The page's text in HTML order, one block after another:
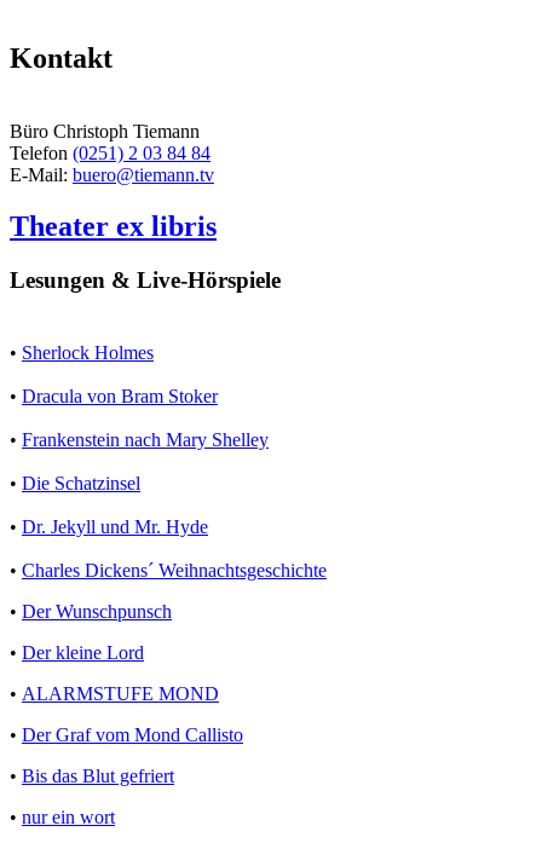
Kontakt
Büro Christoph Tiemann
Telefon (0251) 2 03 84 84
E-Mail: buero@tiemann.tv
Theater ex libris
Lesungen & Live-Hörspiele
• Sherlock Holmes
• Dracula von Bram Stoker
• Frankenstein nach Mary Shelley
• Die Schatzinsel
• Dr. Jekyll und Mr. Hyde
• Charles Dickens´ Weihnachtsgeschichte
• Der Wunschpunsch
• Der kleine Lord
• ALARMSTUFE MOND
• Der Graf vom Mond Callisto
• Bis das Blut gefriert
• nur ein wort